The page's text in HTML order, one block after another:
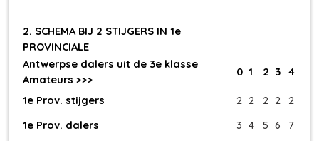
2. SCHEMA BIJ 2 STIJGERS IN 1e
PROVINCIALE
Antwerpse dalers uit de 3e klasse
Amateurs >>>
0 1 2 3 4
1e Prov. stijgers 2 2 2 2
2
1e Prov. dalers
3 4 5 6
7